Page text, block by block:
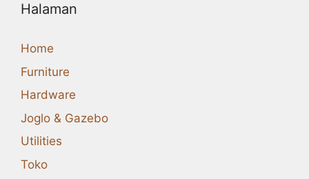
Halaman
Home
Furniture
Hardware
Joglo & Gazebo
Utilities
Toko